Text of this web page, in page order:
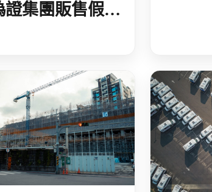
證集團販售假居